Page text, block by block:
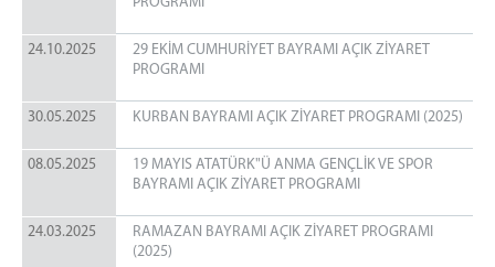
İLETİŞİM
FOTOĞRAF GALERİSİ
İŞ YURTLARI
GÜMÜŞÇÜLÜK
ZİYARETÇİ REHBERİ
24.10.2025
29 EKİM CUMHURİYET BAYRAMI AÇIK ZİYARET
PROGRAMI
30.05.2025 KURBAN BAYRAMI AÇIK ZİYARET PROGRAMI (2025)
08.05.2025
19 MAYIS ATATÜRK"Ü ANMA GENÇLİK VE SPOR
BAYRAMI AÇIK ZİYARET PROGRAMI
24.03.2025
RAMAZAN BAYRAMI AÇIK ZİYARET PROGRAMI
(2025)